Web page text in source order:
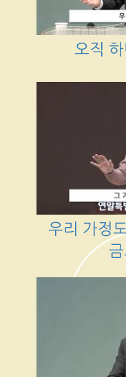
오직
우리 가정